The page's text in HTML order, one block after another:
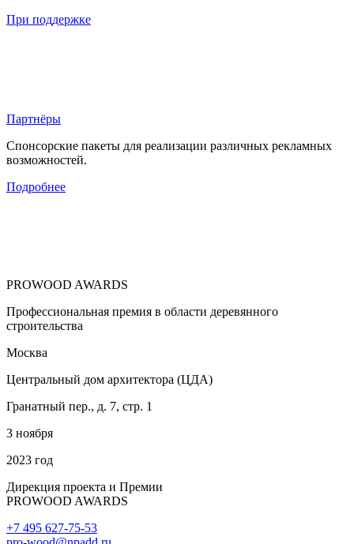
При поддержке
Партнёры
Спонсорские пакеты для реализации различных рекламных
возможностей.
Подробнее
PROWOOD AWARDS
Профессиональная премия в области деревянного
строительства
Москва
Центральный дом архитектора (ЦДА)
Гранатный пер., д. 7, стр. 1
3 ноября
2023 год
Дирекция проекта и Премии
PROWOOD AWARDS
+7 495 627-75-53